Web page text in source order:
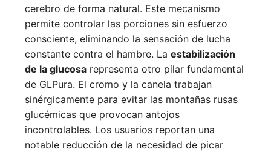
cerebro de forma natural. Este mecanismo
permite controlar las porciones sin esfuerzo
consciente, eliminando la sensación de lucha
constante contra el hambre. La estabilización
de la glucosa representa otro pilar fundamental
de GLPura. El cromo y la canela trabajan
sinérgicamente para evitar las montañas rusas
glucémicas que provocan antojos
incontrolables. Los usuarios reportan una
notable reducción de la necesidad de picar